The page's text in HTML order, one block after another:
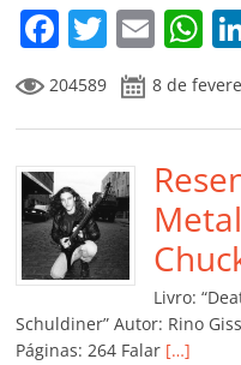
F
a
c
e
b
o
o
k
T
w
itt
er
E
m
ai
l
W
at
s
A
p
p
204589 8 de
Livro:
Schuldiner” Autor: Rino
Páginas: 264 Falar […]